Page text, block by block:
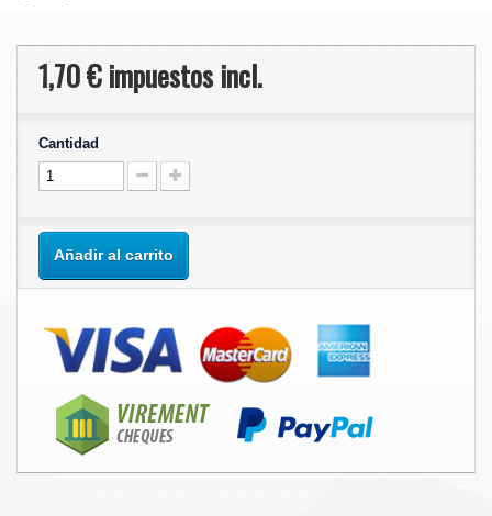
1,70 €impuestos incl.
Cantidad
Añadir al carrito